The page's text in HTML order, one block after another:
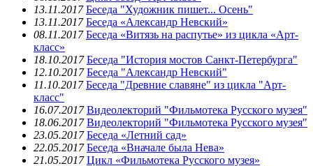
13.11.2017 Беседа "Художник пишет... Осень"
13.11.2017 Беседа «Александр Невский»
08.11.2017 Беседа «Витязь на распутье» из цикла «Арт-
класс»
18.10.2017 Беседа "История мостов Санкт-Петербурга"
12.10.2017 Беседа "Александр Невский"
11.10.2017 Беседа "Древние славяне" из цикла "Арт-
класс"
16.07.2017 Видеолекторий "Фильмотека Русского музея"
18.06.2017 Видеолекторий "Фильмотека Русского музея"
23.05.2017 Беседа «Летний сад»
22.05.2017 Беседа «Вначале была Нева»
21.05.2017 Цикл «Фильмотека Русского музея»